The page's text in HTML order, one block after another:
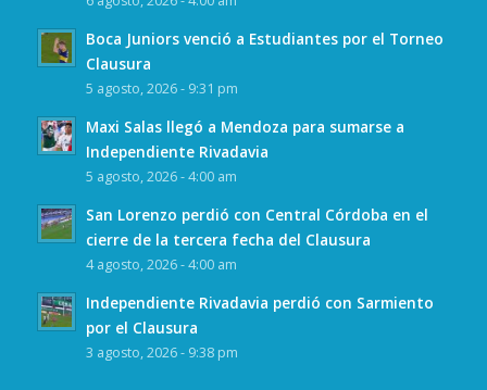
Boca Juniors venció a Estudiantes por el Torneo
Clausura
5 agosto, 2026 - 9:31 pm
Maxi Salas llegó a Mendoza para sumarse a
Independiente Rivadavia
5 agosto, 2026 - 4:00 am
San Lorenzo perdió con Central Córdoba en el
cierre de la tercera fecha del Clausura
4 agosto, 2026 - 4:00 am
Independiente Rivadavia perdió con Sarmiento
por el Clausura
3 agosto, 2026 - 9:38 pm